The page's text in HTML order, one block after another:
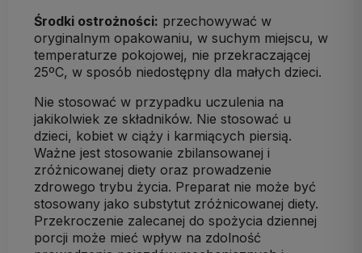
Środki ostrożności: przechowywać w
oryginalnym opakowaniu, w suchym miejscu, w
temperaturze pokojowej, nie przekraczającej
25ºC, w sposób niedostępny dla małych dzieci.
Nie stosować w przypadku uczulenia na
jakikolwiek ze składników. Nie stosować u
dzieci, kobiet w ciąży i karmiących piersią.
Ważne jest stosowanie zbilansowanej i
zróżnicowanej diety oraz prowadzenie
zdrowego trybu życia. Preparat nie może być
stosowany jako substytut zróżnicowanej diety.
Przekroczenie zalecanej do spożycia dziennej
porcji może mieć wpływ na zdolność